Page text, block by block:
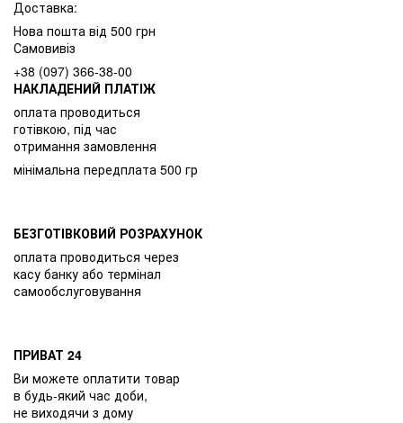
Доставка:
Нова пошта від 500 грн
Самовивіз
+38 (097) 366-38-00
НАКЛАДЕНИЙ ПЛАТІЖ
оплата проводиться
готівкою, під час
отримання замовлення
мінімальна передплата 500 гр
БЕЗГОТІВКОВИЙ РОЗРАХУНОК
оплата проводиться через
касу банку або термінал
самообслуговування
ПРИВАТ 24
Ви можете оплатити товар
в будь-який час доби,
не виходячи з дому